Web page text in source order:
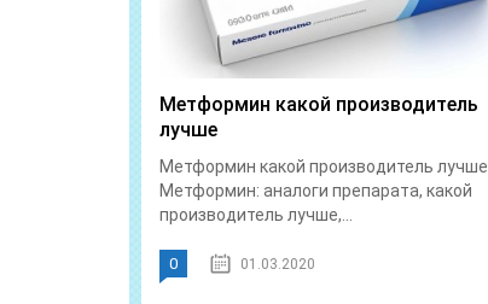
Метформин какой производитель
лучше
Метформин какой производитель лучше
Метформин: аналоги препарата, какой
производитель лучше,...
0 01.03.2020